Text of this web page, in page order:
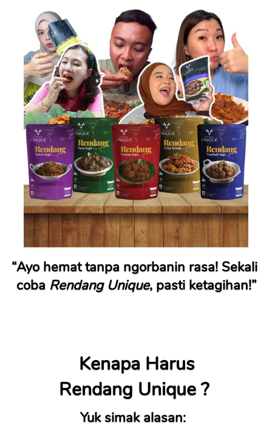
“Ayo hemat tanpa ngorbanin rasa! Sekali
coba Rendang Unique, pasti ketagihan!”
Kenapa Harus
Rendang Unique ?
Yuk simak alasan: